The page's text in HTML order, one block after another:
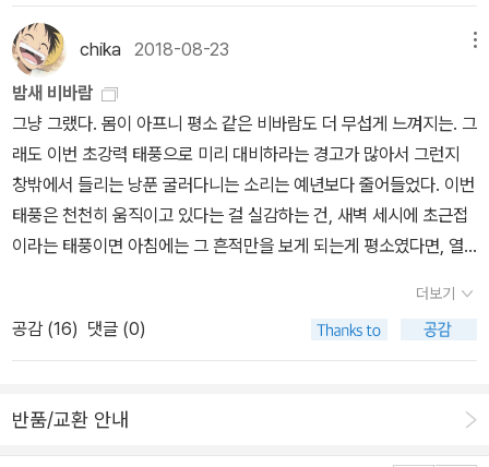
등장한다는데 벌써 부터 기대됩니다 히가시노의 신작 200
3년도 작품이라는데 두남자 그리고 한남자에게 휘들리다 인생이 망
가진 남자의 복수극이라는 히가시노의 과연 또어떤 매력적인 인물을
보여줄지 기대됩니다
혼다 데쓰야의 경찰소설 신
작이 발매되는데요 감염유희 이후 발매되지 않더니 전권들과 함께 다
시 발매되네요 전권을 보신분들은 블루 머더 인덱스 두권만 읽어도될
듯
chika 2018-08-23
밤새 비바람
그냥 그랬다. 몸이 아프니 평소 같은 비바람도 더 무섭게 느껴지는. 그
래도 이번 초강력 태풍으로 미리 대비하라는 경고가 많아서 그런지
창밖에서 들리는 낭푼 굴러다니는 소리는 예년보다 줄어들었다. 이번
태풍은 천천히 움직이고 있다는 걸 실감하는 건, 새벽 세시에 초근접
이라는 태풍이면 아침에는 그 흔적만을 보게 되는게 평소였다면, 열
고 있는 것처럼.아침에 병원 예약이 되어있는데 검사하고 약을 받아
야해서 병원에 안갈수는 없고 담당 선생이 오후에는 진료가 아니라
그러고.. 그러다가 원래 내 담당이신 선생님이 오후 진료라 담당 선생
겠다고 한 간호사님. 고마워요. 오후에 갈 때 간식이라도 들고 가야겠
더보기
공감 (16) 댓글 (0)
반품/교환 안내